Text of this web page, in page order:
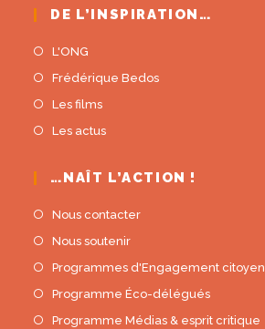
DE L’INSPIRATION…
L'ONG
Frédérique Bedos
Les films
Les actus
…NAÎT L’ACTION !
Nous contacter
Nous soutenir
Programmes d'Engagement citoyen
Programme Éco-délégués
Programme Médias & esprit critique